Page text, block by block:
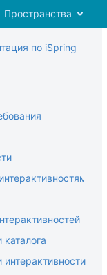
Пространства
по iSpring